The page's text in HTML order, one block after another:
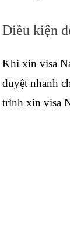
Điều kiện
Khi xin visa
duyệt nhanh
trình xin visa